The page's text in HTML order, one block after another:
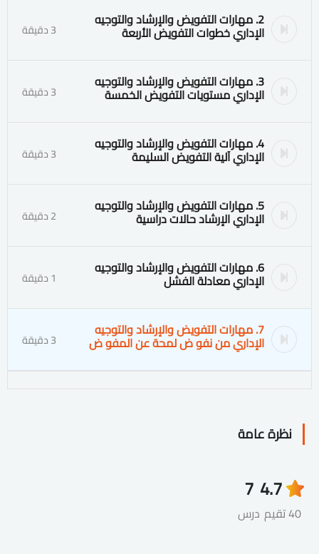
2. مهارات التفويض والإرشاد والتوجيه
الإداري خطوات التفويض الأربعة 3 دقيقة
3. مهارات التفويض والإرشاد والتوجيه
الإداري مستويات التفويض الخمسة 3 دقيقة
4. مهارات التفويض والإرشاد والتوجيه
الإداري آلية التفويض السليمة 3 دقيقة
5. مهارات التفويض والإرشاد والتوجيه
الإداري الإرشاد حالات دراسية 2 دقيقة
6. مهارات التفويض والإرشاد والتوجيه
الإداري معادلة الفشل 1 دقيقة
7. مهارات التفويض والإرشاد والتوجيه
الإداري من نفو ض لمحة عن المفو ض 3 دقيقة
نظرة عامة
4.7
40 تقيم
7
درس